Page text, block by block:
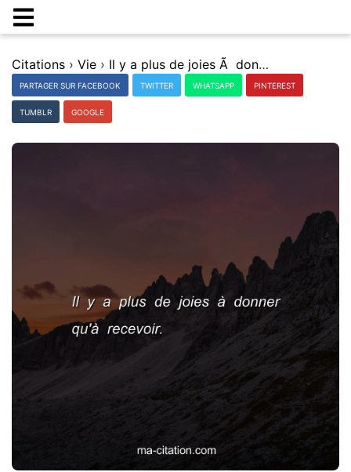
Citations › Vie › Il y a plus de joies Ã donner qu'Ã recevoir.
PARTAGER SUR FACEBOOK TWITTER WHATSAPP PINTEREST
TUMBLR GOOGLE